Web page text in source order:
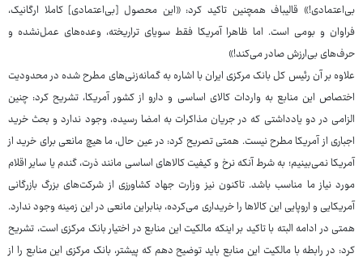
بی‌اعتمادی!» قالیباف همچنین تاکید کرد: «این محصول [بی‌اعتمادی] کاملا ارگانیک،
فراوان و بومی است. اما ظاهرا آمریکا فقط سویای تراریخته، وعده‌های عمل‌نشده و
حرف‌های بی‌ارزش صادر می‌کند!»
علاوه بر آن رئیس کل بانک مرکزی ایران با اشاره به گمانه‌زنی‌های مطرح شده در محدودیت
اختصاص این منابع به واردات کالای اساسی و دارو از کشور آمریکا، تشریح کرد: چنین
الزامی در دو یادداشتی که در جریان مذاکرات به امضا رسیده، وجود ندارد و بحث خرید
اجباری از آمریکا مطرح نیست. همتی تصریح کرد: در عین حال، ما هیچ مانعی برای خرید از
آمریکا نمی‌بینیم؛ به شرط آنکه نرخ و کیفیت کالاهای اساسی مانند ذرت، گندم یا سایر اقلام
مورد نیاز ما مناسب باشد. تاکنون نیز وزارت جهاد کشاورزی از شرکت‌های بزرگ بازرگانی
آمریکایی و اروپایی این کالاها را خریداری می‌کرده، بنابراین مانعی در این زمینه وجود ندارد.
همتی در ادامه البته با تاکید بر اینکه مالکیت این منابع در اختیار بانک مرکزی است، تشریح
کرد: در رابطه با مالکیت این منابع باید توضیح دهم که پیشتر، بانک مرکزی این منابع را از